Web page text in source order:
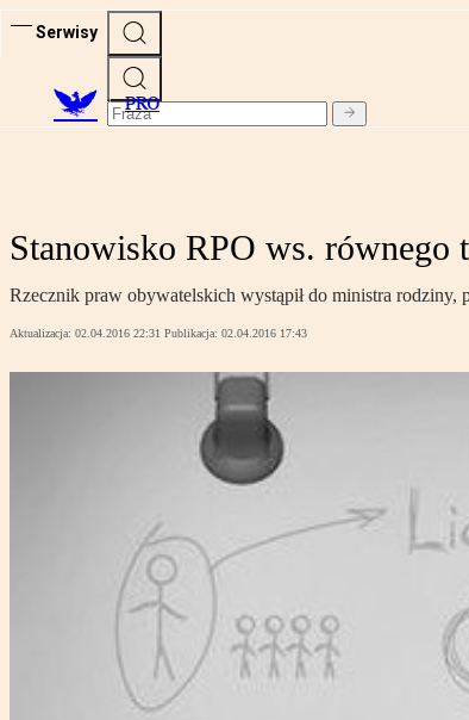
Serwisy
PRO
Stanowisko RPO ws.
Rzecznik praw obywatelskich wystąpił do ministra
Aktualizacja: 02.04.2016 22:31 Publikacja: 02.04.2016 17:43